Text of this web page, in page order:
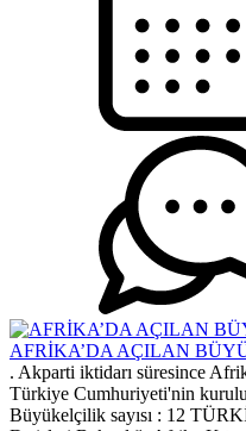
AFRİKA’DA AÇILAN
. Akparti iktidarı süresince
Türkiye Cumhuriyeti'nin
Büyükelçilik sayısı : 12